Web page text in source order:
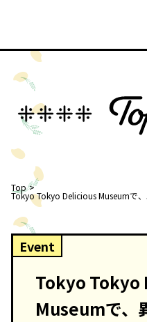
Top
Tokyo Tokyo Delicious Museumで
Event
Tokyo Tokyo
Museumで、